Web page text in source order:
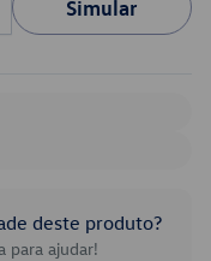
Simular
deste produto?
para ajudar!